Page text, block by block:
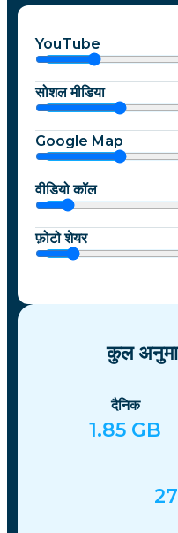
YouTube
सोशल मीडिया
Google Map
वीडियो कॉल
फ़ोटो शेयर
कुल
दैनिक
1.85 GB